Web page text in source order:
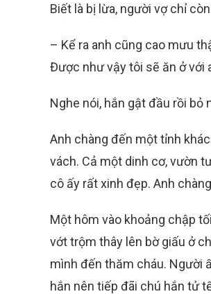
Biết là bị lừa, người vợ chỉ
– Kể ra anh cũng cao mưu
Được như vậy tôi sẽ ăn ở với
Nghe nói, hắn gật đầu rồi bỏ
Anh chàng đến một tỉnh
vách. Cả một dinh cơ, vườn
cô ấy rất xinh đẹp. Anh
Một hôm vào khoảng chập
vớt trộm thây lên bờ giấu ở
mình đến thăm cháu. Người
hắn nên tiếp đãi chú hắn tử